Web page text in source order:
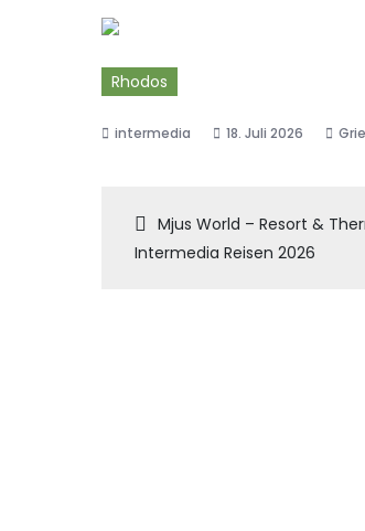
Rhodos
18. Juli 2026
Mjus World – Resort &
Intermedia Reisen 2026